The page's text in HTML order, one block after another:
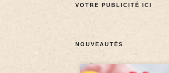
VOTRE PUBLICITÉ ICI
NOUVEAUTÉS